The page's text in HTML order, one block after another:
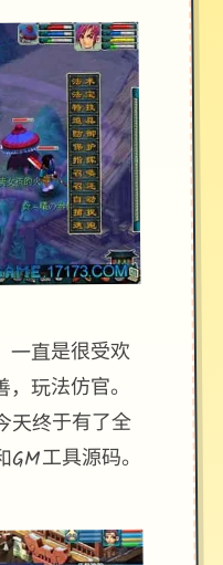
一直是很受欢
玩法仿官。
天终于有了全
工具源码。